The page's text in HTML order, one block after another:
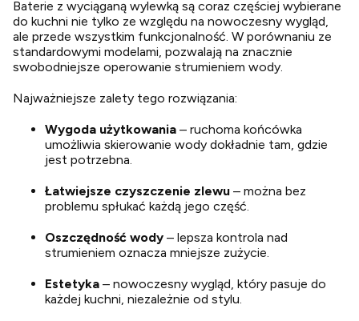
Baterie z wyciąganą wylewką są coraz częściej wybierane
do kuchni nie tylko ze względu na nowoczesny wygląd,
ale przede wszystkim funkcjonalność. W porównaniu ze
standardowymi modelami, pozwalają na znacznie
swobodniejsze operowanie strumieniem wody.
Najważniejsze zalety tego rozwiązania:
Wygoda użytkowania – ruchoma końcówka
umożliwia skierowanie wody dokładnie tam, gdzie
jest potrzebna.
Łatwiejsze czyszczenie zlewu – można bez
problemu spłukać każdą jego część.
Oszczędność wody – lepsza kontrola nad
strumieniem oznacza mniejsze zużycie.
Estetyka – nowoczesny wygląd, który pasuje do
każdej kuchni, niezależnie od stylu.